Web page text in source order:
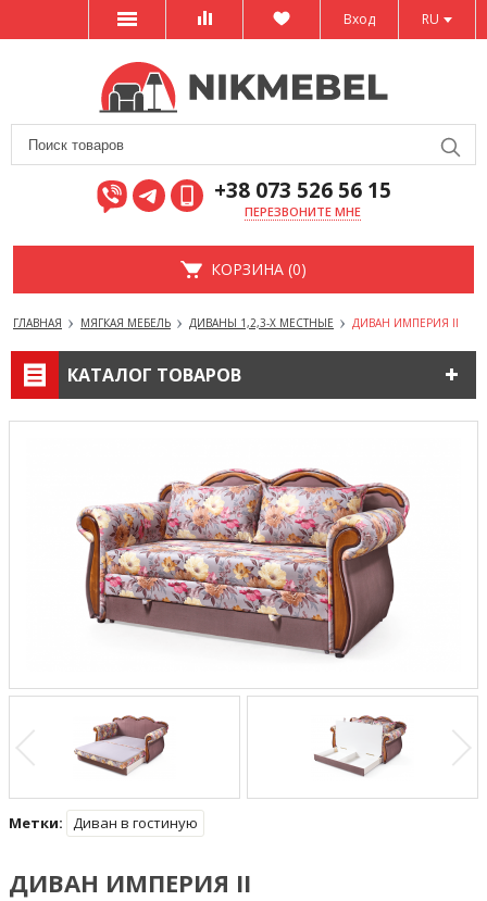
RU
Вход
+38 073 526 56 15
ПЕРЕЗВОНИТЕ МНЕ
КОРЗИНА (0)
ГЛАВНАЯ МЯГКАЯ МЕБЕЛЬ ДИВАНЫ 1,2,3-Х МЕСТНЫЕ ДИВАН ИМПЕРИЯ II
КАТАЛОГ ТОВАРОВ
Метки: Диван в гостиную
ДИВАН ИМПЕРИЯ II